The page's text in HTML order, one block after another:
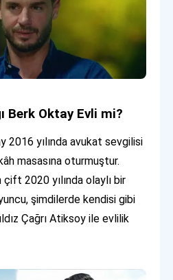
Berk Oktay Evli mi?
2016 yılında avukat sevgilisi
masasına oturmuştur.
2020 yılında olaylı bir
şimdilerde kendisi gibi
Çağrı Atiksoy ile evlilik